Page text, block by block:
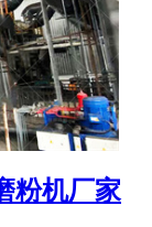
粉机厂家